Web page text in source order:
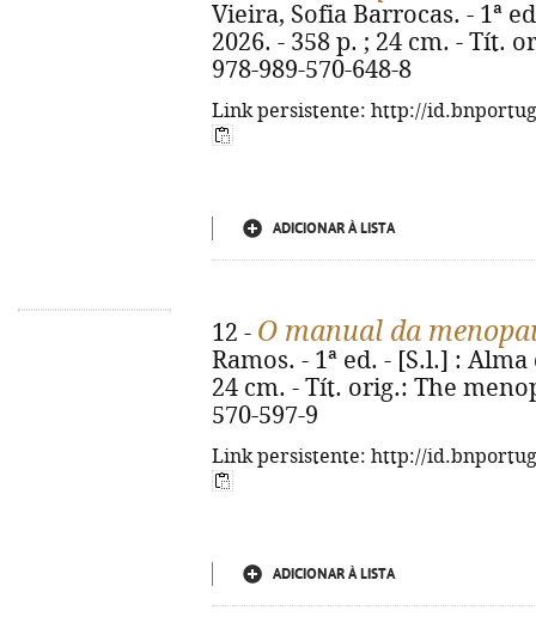
Vieira, Sofia Barrocas. - 1ª
2026. - 358 p. ; 24 cm. - Tít.
978-989-570-648-8
Link persistente: http://
ADICIONAR À LISTA
12 - O manual da
Ramos. - 1ª ed. - [S.l.] :
24 cm. - Tít. orig.: The
570-597-9
Link persistente: http://
ADICIONAR À LISTA